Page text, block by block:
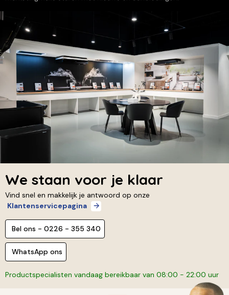
We staan voor je klaar
Vind snel en makkelijk je antwoord op onze
Klantenservicepagina
Bel ons - 0226 - 355 340
WhatsApp ons
Productspecialisten vandaag bereikbaar van 08:00 - 22:00 uur